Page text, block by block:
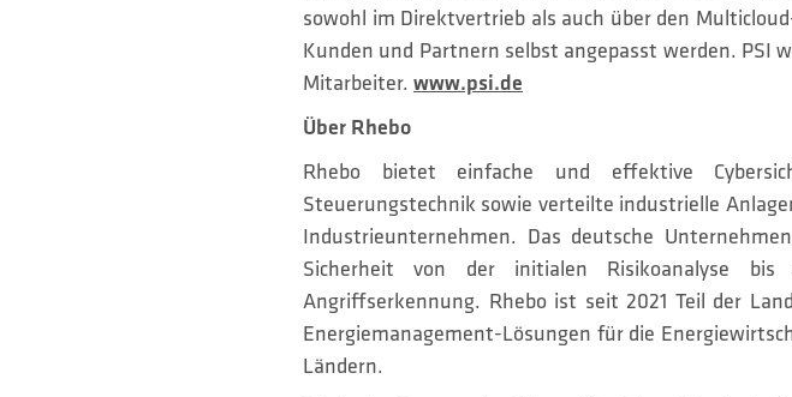
sowohl im Direktvertrieb als auch über den
Kunden und Partnern selbst angepasst werden. PSI
Mitarbeiter. www.psi.de
Über Rhebo
Rhebo bietet einfache und effektive
Steuerungstechnik sowie verteilte industrielle
Industrieunternehmen. Das deutsche
Sicherheit von der initialen Risikoanalyse
Angriffserkennung. Rhebo ist seit 2021 Teil der
Energiemanagement-Lösungen für die
Ländern.